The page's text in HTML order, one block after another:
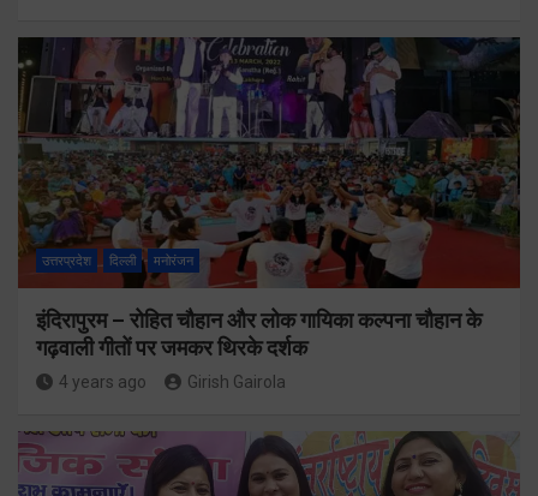
उत्तरप्रदेश दिल्ली मनोरंजन
इंदिरापुरम – रोहित चौहान और लोक गायिका कल्पना चौहान के
गढ़वाली गीतों पर जमकर थिरके दर्शक
4 years ago Girish Gairola